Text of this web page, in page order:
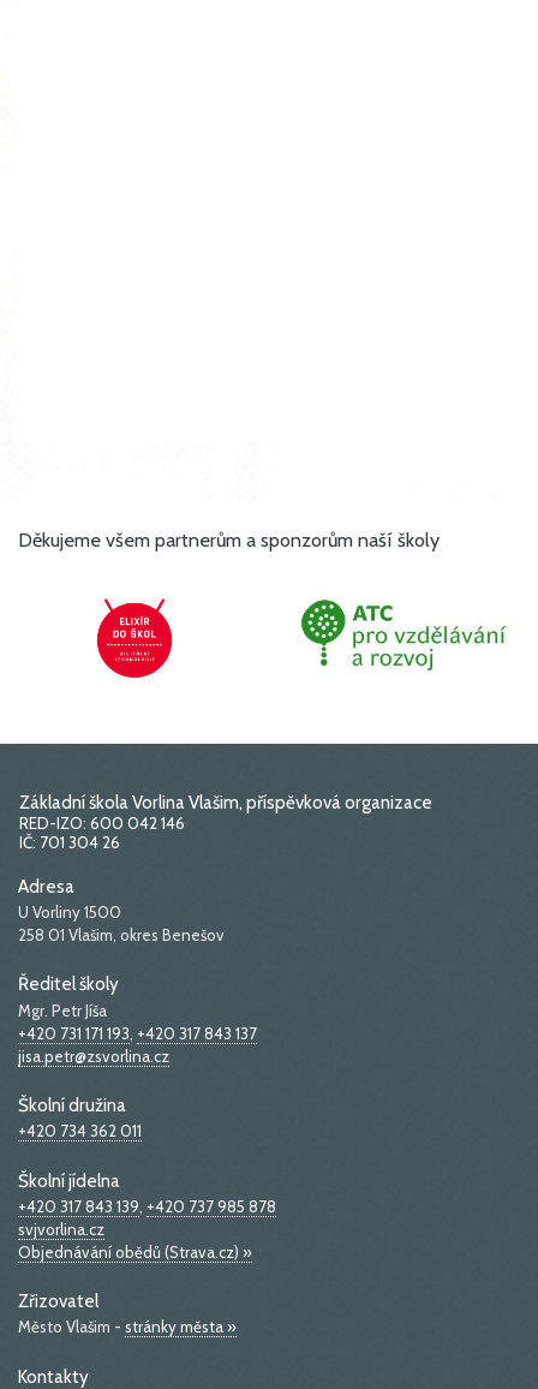
Děkujeme všem partnerům a sponzorům naší školy
Základní škola Vorlina Vlašim, příspěvková organizace
RED-IZO: 600 042 146
IČ: 701 304 26
Adresa
U Vorliny 1500
258 01 Vlašim, okres Benešov
Ředitel školy
Mgr. Petr Jíša
+420 731 171 193 +420 317 843 137
jisa.petr@zsvorlina.cz
Školní družina
+420 734 362 011
Školní jídelna
+420 317 843 139 +420 737 985 878
svjvorlina.cz
Objednávání obědů (Strava.cz) »
Zřizovatel
Město Vlašim - stránky města »
Kontakty